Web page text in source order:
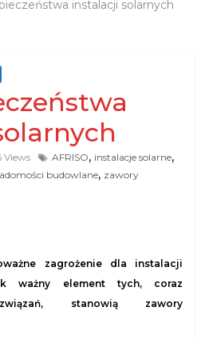
instalacji solarnych
Views AFRISO, instalacje solarne,
budowlane, zawory
zagrożenie dla instalacji
ważny element tych, coraz
stanowią zawory